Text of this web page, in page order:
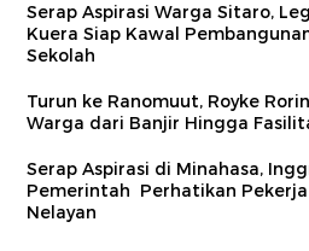
Serap Aspirasi Warga Sitaro,
Kuera Siap Kawal
Sekolah​
Turun ke Ranomuut, Royke
Warga dari Banjir Hingga
Serap Aspirasi di Minahasa,
Pemerintah Perhatikan
Nelayan